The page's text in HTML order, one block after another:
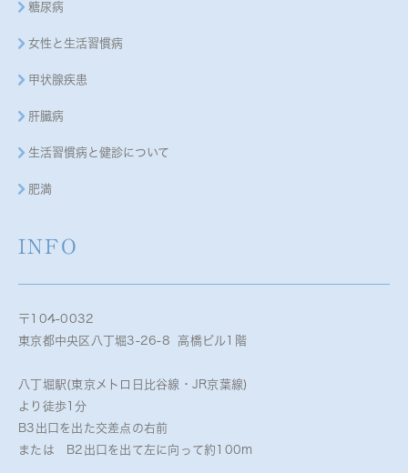
糖尿病
女性と生活習慣病
甲状腺疾患
肝臓病
生活習慣病と健診について
肥満
INFO
〒104-0032
東京都中央区八丁堀3-26-8 高橋ビル1階
八丁堀駅(東京メトロ日比谷線・JR京葉線)
より徒歩1分
B3出口を出た交差点の右前
または B2出口を出て左に向って約100m